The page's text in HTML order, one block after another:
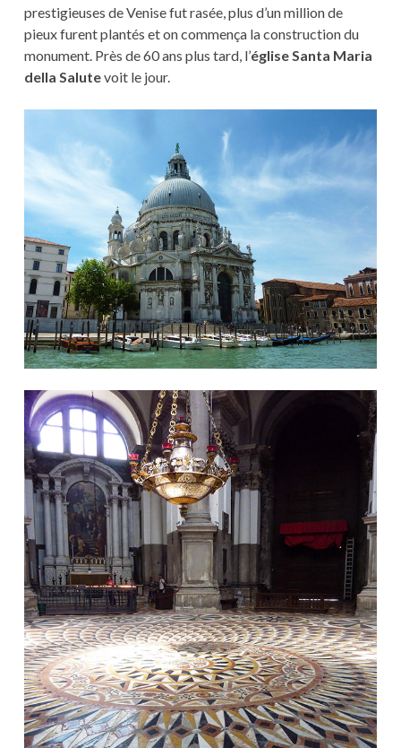
prestigieuses de Venise fut rasée, plus d’un million de
pieux furent plantés et on commença la construction du
monument. Près de 60 ans plus tard, l’église Santa Maria
della Salutevoit le jour.